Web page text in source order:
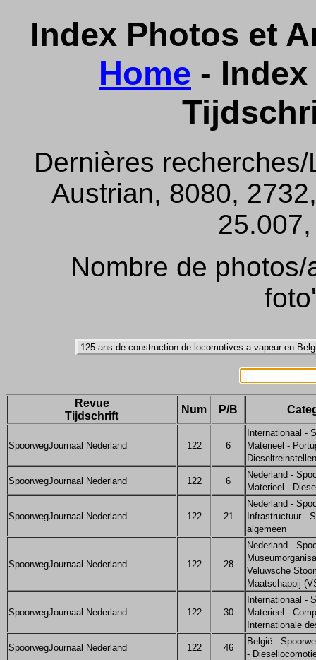
Index Photos et
Home -
Dernières
Austrian, 8080,
Nombre de
Revue
Tijdschrift
Num P/B
SpoorwegJournaal Nederland 122 6
Internationaal -
Materieel -
Dieseltreinstellen
SpoorwegJournaal Nederland 122 6
Nederland -
Materieel -
SpoorwegJournaal Nederland 122 21
Nederland -
Infrastructuur -
algemeen
SpoorwegJournaal Nederland 122 28
Nederland -
Veluwsche
Maatschappij
SpoorwegJournaal Nederland 122 30
Internationaal -
Materieel -
Internationale
SpoorwegJournaal Nederland 122 46
België -
-